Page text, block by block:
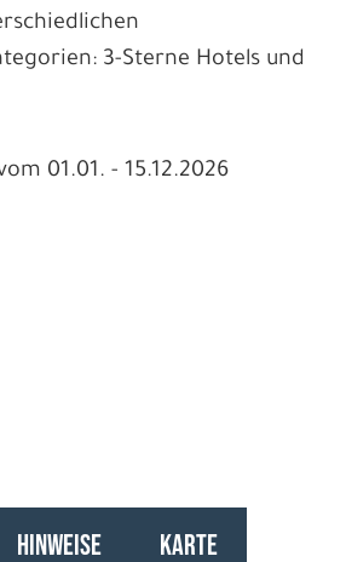
3-Sterne Hotels und
01.01. - 15.12.2026
HINWEISE KARTE